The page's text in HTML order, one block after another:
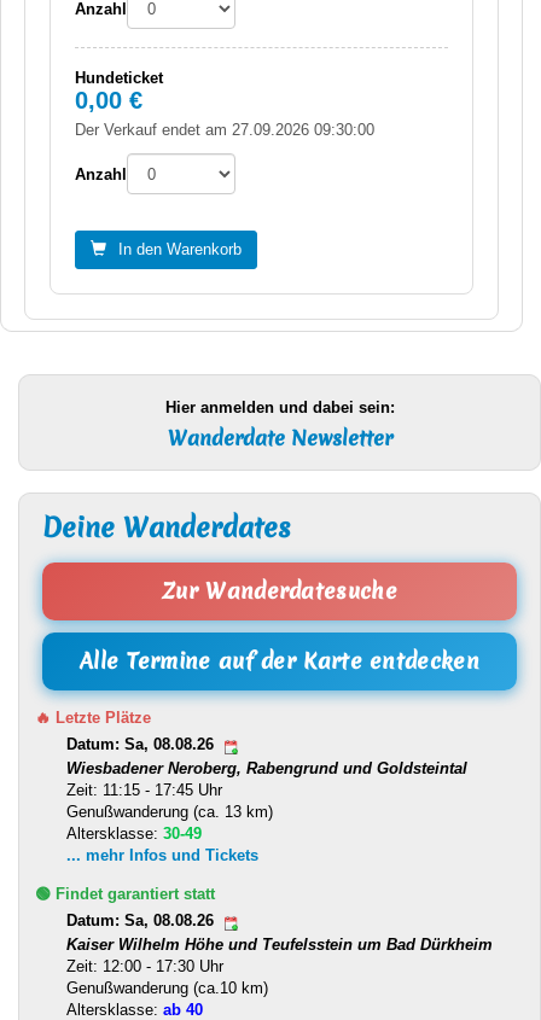
Anzahl
Hundeticket
0,00 €
Der Verkauf endet am 27.09.2026 09:30:00
Anzahl
In den Warenkorb
Hier anmelden und dabei sein:
Wanderdate Newsletter
Deine Wanderdates
Zur Wanderdatesuche
Alle Termine auf der Karte entdecken
🔥 Letzte Plätze
Datum: Sa, 08.08.26
Wiesbadener Neroberg, Rabengrund und Goldsteintal
Zeit: 11:15 - 17:45 Uhr
Genußwanderung (ca. 13 km)
Altersklasse: 30-49
... mehr Infos und Tickets
🟢 Findet garantiert statt
Datum: Sa, 08.08.26
Kaiser Wilhelm Höhe und Teufelsstein um Bad Dürkheim
Zeit: 12:00 - 17:30 Uhr
Genußwanderung (ca.10 km)
Altersklasse: ab 40